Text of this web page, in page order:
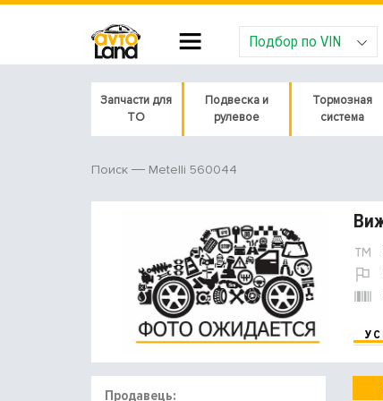
Подбор по VIN
Запчасти для
ТО
Подвеска и
рулевое
Тормозная
система
Поиск Metelli 560044
Продавець: